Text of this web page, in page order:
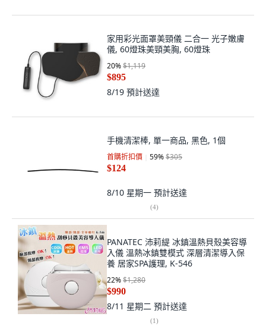
家用彩光面罩美頸儀 二合一 光子嫩膚
儀, 60燈珠美頸美胸, 60燈珠
20%$1,119
$895
8/19 預計送達
手機清潔棒, 單一商品, 黑色, 1個
首購折扣價 59%$305
$124
8/10 星期一 預計送達
(4)
PANATEC 沛莉緹 冰鎮溫熱貝殼美容導
入儀 溫熱冰鎮雙模式 深層清潔導入保
養 居家SPA護理, K-546
22%$1,280
$990
8/11 星期二 預計送達
(1)